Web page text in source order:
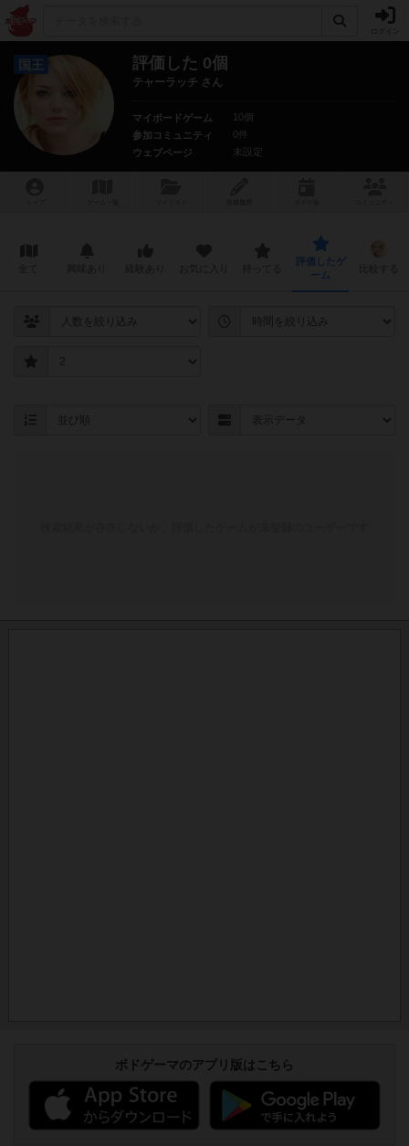
国王 評価した 0個
テャーラッチ さん
マイボードゲーム
10個
参加コミュニティ
0件
ウェブページ
未設定
評価したゲ
ーム
ボドゲーマのアプリ版はこちら